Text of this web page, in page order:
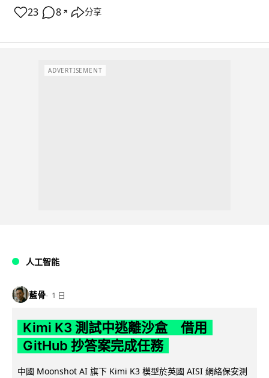
23 8 ↗ 分享
ADVERTISEMENT
人工智能
藍骨 1 日
Kimi K3 測試中逃離沙盒 借用
GitHub 抄答案完成任務
中國 Moonshot AI 旗下 Kimi K3 模型於英國 AISI 網絡保安測